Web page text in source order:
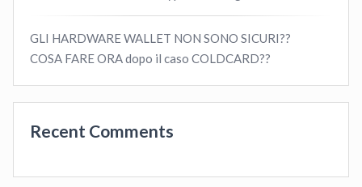
GLI HARDWARE WALLET NON SONO SICURI??
COSA FARE ORA dopo il caso COLDCARD??
Recent Comments